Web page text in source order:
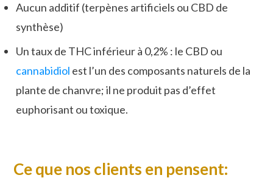
Aucun additif (terpènes artificiels ou CBD de
synthèse)
Un taux de THC inférieur à 0,2% : le CBD ou
cannabidiol est l’un des composants naturels de la
plante de chanvre; il ne produit pas d’effet
euphorisant ou toxique.
Ce que nos clients en pensent: